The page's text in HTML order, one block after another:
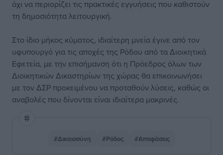
όχι να περιορίζει τις πρακτικές εγγυήσεις που καθιστούν
τη δημοσιότητα λειτουργική.
Στο ίδιο μήκος κύματος, ιδιαίτερη μνεία έγινε από τον
υφυπουργό για τις αποχές της Ρόδου από τα Διοικητικά
Εφετεία, με την επισήμανση ότι η Πρόεδρος όλων των
Διοικητικών Δικαστηρίων της χώρας θα επικοινωνήσει
με τον ΔΣΡ προκειμένου να προταθούν λύσεις, καθώς οι
αναβολές που δίνονται είναι ιδιαίτερα μακρινές.
#Δικαιοσύνη #Ρόδος #Αποφάσεις